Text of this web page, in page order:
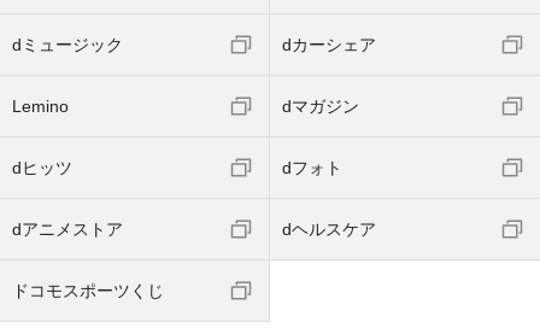
dミュージック dカーシェア
Lemino dマガジン
dヒッツ dフォト
dアニメストア dヘルスケア
ドコモスポーツくじ